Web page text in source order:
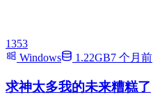
1353
Windows
1.22GB7 个月前
求神太多我的未来糟糕了